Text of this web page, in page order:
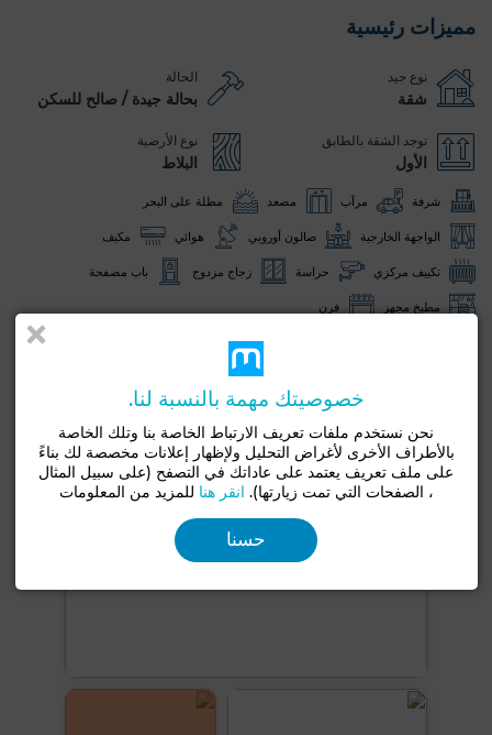
مميزات رئيسية
نوع جيد
شقة
الحالة
بحالة جيدة / صالح للسكن
توجد الشقة بالطابق
الأول
نوع الأرضية
البلاط
شرفة مرآب مصعد مطلة على البحر
الواجهة الخارجية صالون أوروبي هوائي مكيف
تكييف مركزي حراسة زجاج مزدوج باب مصفحة
مطبخ مجهز فرن
خصوصيتك مهمة بالنسبة لنا.
نحن نستخدم ملفات تعريف الارتباط الخاصة بنا وتلك الخاصة
بالأطراف الأخرى لأغراض التحليل ولإظهار إعلانات مخصصة لك بناءً
على ملف تعريف يعتمد على عاداتك في التصفح (على سبيل المثال
، الصفحات التي تمت زيارتها). انقر هنا للمزيد من المعلومات
حسنا